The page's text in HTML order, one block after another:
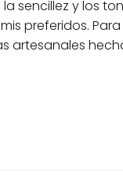
sencillez y los
preferidos. Para
artesanales